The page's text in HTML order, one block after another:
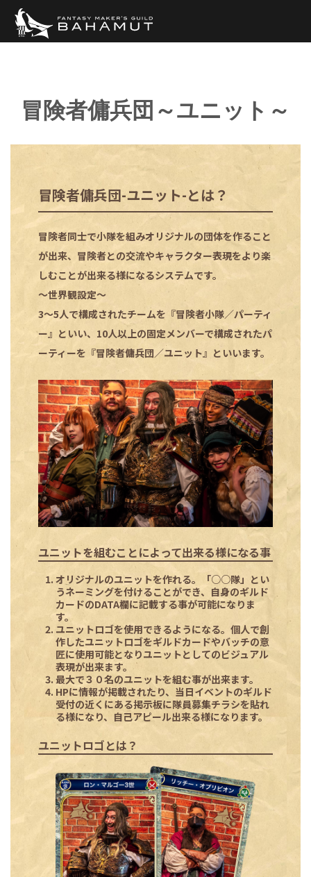
冒険者傭兵団～ユニット～
冒険者傭兵団-ユニット-とは？
冒険者同士で小隊を組みオリジナルの団体を作ること
が出来、冒険者との交流やキャラクター表現をより楽
しむことが出来る様になるシステムです。
〜世界観設定〜
3～5人で構成されたチームを『冒険者小隊／パーティ
ー』といい、10人以上の固定メンバーで構成されたパ
ーティーを『冒険者傭兵団／ユニット』といいます。
ユニットを組むことによって出来る様になる事
オリジナルのユニットを作れる。「○○隊」とい
うネーミングを付けることができ、自身のギルド
カードのDATA欄に記載する事が可能になりま
す。
ユニットロゴを使用できるようになる。個人で創
作したユニットロゴをギルドカードやバッチの意
匠に使用可能となりユニットとしてのビジュアル
表現が出来ます。
最大で３０名のユニットを組む事が出来ます。
HPに情報が掲載されたり、当日イベントのギルド
受付の近くにある掲示板に隊員募集チラシを貼れ
る様になり、自己アピール出来る様になります。
ユニットロゴとは？